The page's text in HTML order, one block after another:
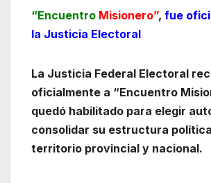
“Encuentro Misionero”, fue
la Justicia Electoral
La Justicia Federal Electoral
oficialmente a “Encuentro
quedó habilitado para elegir
consolidar su estructura
territorio provincial y nacional.